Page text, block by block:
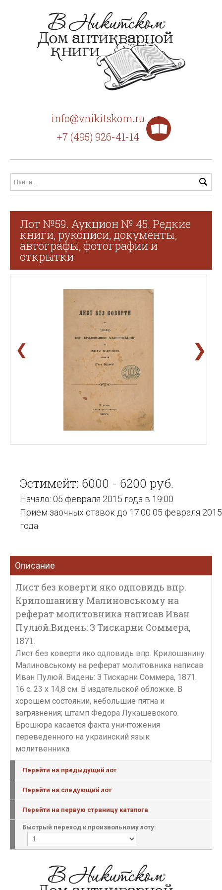
info@vnikitskom.ru
+7 (495) 926-41-14
Лот №59. Аукцион № 45. Редкие
книги, рукописи, документы,
автографы, фотографии и
открытки
❮ ❯
Эстимейт: 6000 - 6200 руб.
Начало: 05 февраля 2015 года в 19:00
Прием заочных ставок до 17:00 05 февраля 2015
года
Описание
Лист без коверти яко одповидь впр.
Крилошанину Малиновському на
реферат молитовника написав Иван
Пулюй.Видень: З Тискарни Соммера,
1871.
Лист без коверти яко одповидь впр. Крилошанину
Малиновському на реферат молитовника написав
Иван Пулюй. Видень: З Тискарни Соммера, 1871.
16 с. 23 х 14,8 см. В издательской обложке. В
хорошем состоянии, небольшие пятна и
загрязнения; штамп Федора Лукашевского.
Брошюра касается факта уничтожения
переведенного на украинский язык
молитвенника.
Перейти на предыдущий лот
Перейти на следующий лот
Перейти на первую страницу каталога
Быстрый переход к произвольному лоту: